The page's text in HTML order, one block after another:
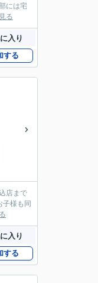
には宅
る
入り
する
店まで
子様も同
入り
する